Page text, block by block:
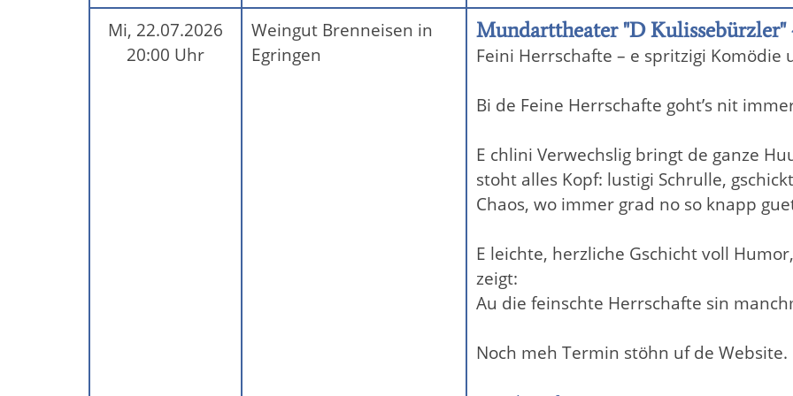
Mi, 22.07.2026
20:00 Uhr
Weingut Brenneisen in
Egringen
Mundarttheater "D Kulissebürzler"
Feini Herrschafte – e spritzigi Komödie
Bi de Feine Herrschafte goht’s nit
E chlini Verwechslig bringt de ganze
stoht alles Kopf: lustigi Schrulle,
Chaos, wo immer grad no so knapp
E leichte, herzliche Gschicht voll
zeigt:
Au die feinschte Herrschafte sin
Noch meh Termin stöhn uf de Website.